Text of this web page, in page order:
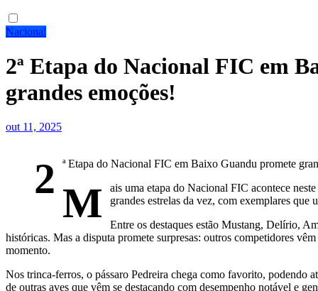
Nacional
2ª Etapa do Nacional FIC em
grandes emoções!
out 11, 2025
2 ª Etapa do Nacional FIC em Baixo Guandu promete
M
ais uma etapa do Nacional FIC acontece
grandes estrelas da vez, com exemplares que
Entre os destaques estão Mustang, Delírio,
históricas. Mas a disputa promete surpresas: outros competidores
momento.
Nos trinca-ferros, o pássaro Pedreira chega como favorito, podendo
de outras aves que vêm se destacando com desempenho notável e